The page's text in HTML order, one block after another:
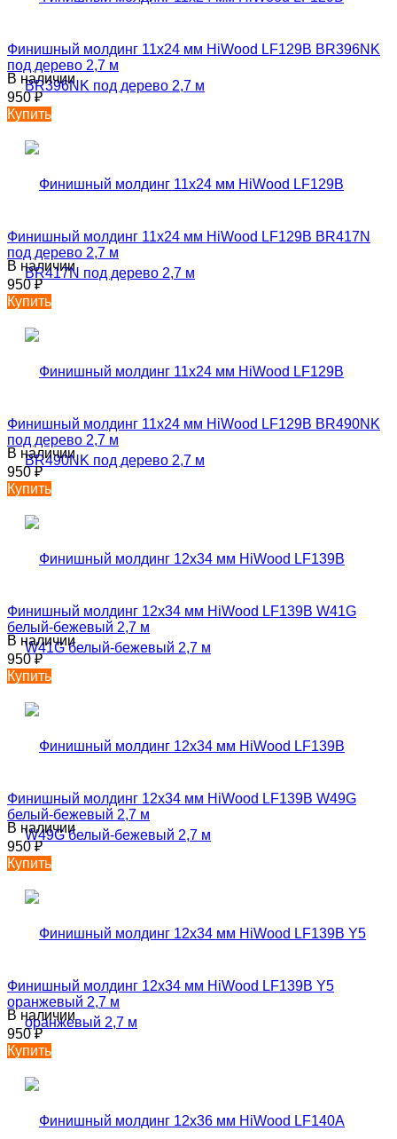
Финишный молдинг 11х24 мм HiWood LF129B BR396NK
под дерево 2,7 м
В наличии
950₽
Купить
Финишный молдинг 11х24 мм HiWood LF129B BR417N
под дерево 2,7 м
В наличии
950₽
Купить
Финишный молдинг 11х24 мм HiWood LF129B BR490NK
под дерево 2,7 м
В наличии
950₽
Купить
Финишный молдинг 12х34 мм HiWood LF139B W41G
белый-бежевый 2,7 м
В наличии
950₽
Купить
Финишный молдинг 12х34 мм HiWood LF139B W49G
белый-бежевый 2,7 м
В наличии
950₽
Купить
Финишный молдинг 12х34 мм HiWood LF139B Y5
оранжевый 2,7 м
В наличии
950₽
Купить